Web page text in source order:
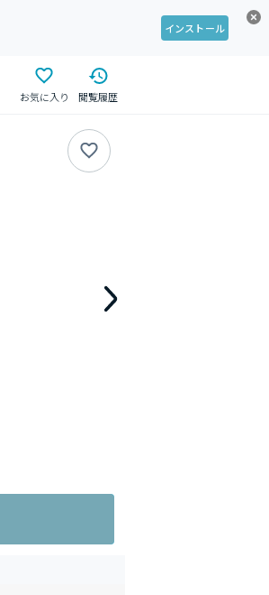
インストール
お気に入り 閲覧履歴